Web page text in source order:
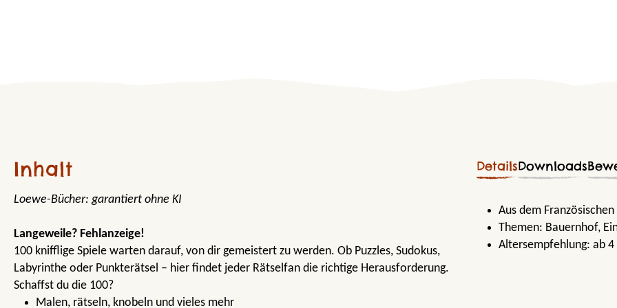
Inhalt
Loewe-Bücher: garantiert ohne KI
Langeweile? Fehlanzeige!
100 knifflige Spiele warten darauf, von dir gemeistert zu werden. Ob Puzzles, Sudokus,
Labyrinthe oder Punkterätsel – hier findet jeder Rätselfan die richtige Herausforderung.
Schaffst du die 100?
Malen, rätseln, knobeln und vieles mehr
DetailsDownloads
Aus dem
Themen: Bauernhof,
Altersempfehlung: ab 4